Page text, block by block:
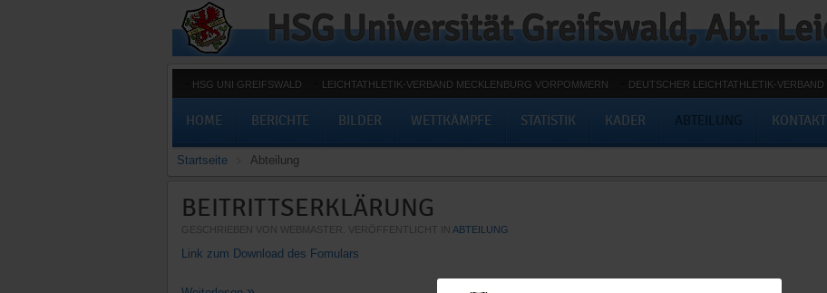
HSG UNI GREIFSWALD LEICHTATHLETIK-VERBAND MECKLENBURG VORPOMMERN DEUTSCHER LEICHTATHLETIK-VERBAND
HOME BERICHTE BILDER WETTKÄMPFE STATISTIK KADER ABTEILUNG KONTAKT
Startseite Abteilung
BEITRITTSERKLÄRUNG
GESCHRIEBEN VON WEBMASTER. VERÖFFENTLICHT IN ABTEILUNG
Link zum Download des Fomulars